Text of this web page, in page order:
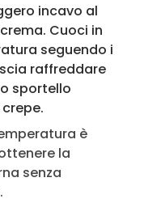
incavo al
Cuoci in
seguendo i
raffreddare
sportello
è
la
senza